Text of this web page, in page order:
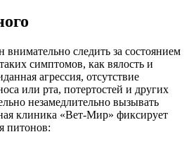
следить за состоянием
симптомов, как вялость и
агрессия, отсутствие
или рта, потертостей и других
незамедлительно вызывать
клиника «Вет-Мир» фиксирует
питонов: